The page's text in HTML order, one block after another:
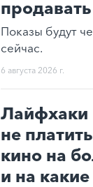
Показы будут
сейчас.
6 августа 2026 г.
Лайфхаки
не
кино на
и на какие